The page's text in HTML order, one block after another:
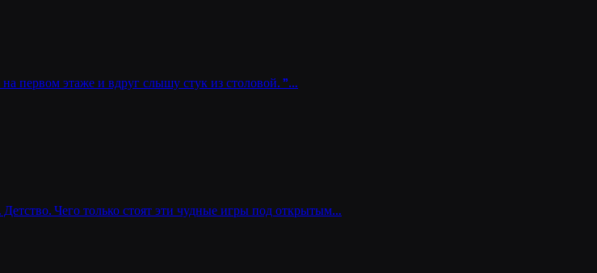
первом этаже и вдруг слышу стук из столовой. "…
Чего только стоят эти чудные игры под открытым…